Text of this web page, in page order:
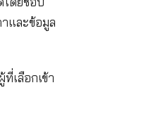
เว็บไซต์นี้หรือจากเนื้อ
ณ์เครื่องคอมพิวเตอร์
งานหรือการเข้าชมเว็